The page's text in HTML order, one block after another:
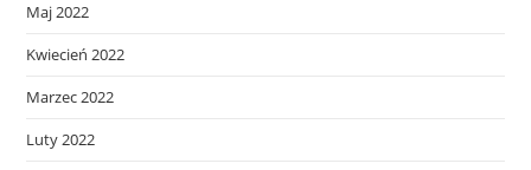
Maj 2022
Kwiecień 2022
Marzec 2022
Luty 2022